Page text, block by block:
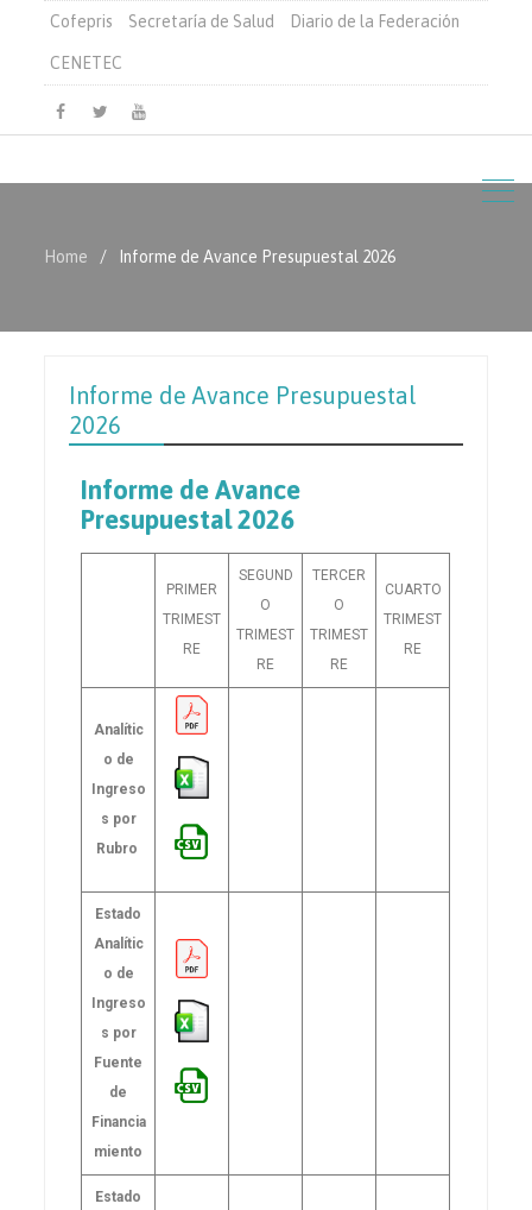
Cofepris Secretaría de Salud Diario de la Federación
CENETEC
Home Informe de Avance Presupuestal 2026
Informe de Avance Presupuestal
2026
Informe de Avance
Presupuestal 2026
PRIMER
TRIMEST
RE
SEGUND
O
TRIMEST
RE
TERCER
O
TRIMEST
RE
CUARTO
TRIMEST
RE
Analític
o de
Ingreso
s por
Rubro
Estado
Analític
o de
Ingreso
s por
Fuente
de
Financia
miento
Estado